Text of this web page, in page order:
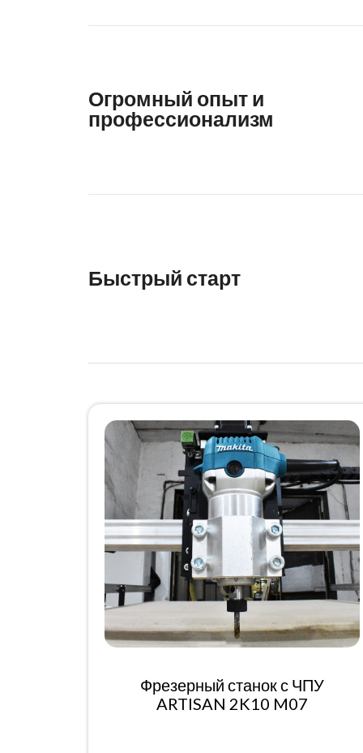
Огромный опыт и
профессионализм
Быстрый старт
Фрезерный станок с ЧПУ
ARTISAN 2K10 M07